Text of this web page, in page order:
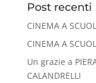
Post recenti
CINEMA A
CINEMA A
Un grazie a
CALANDRELLI